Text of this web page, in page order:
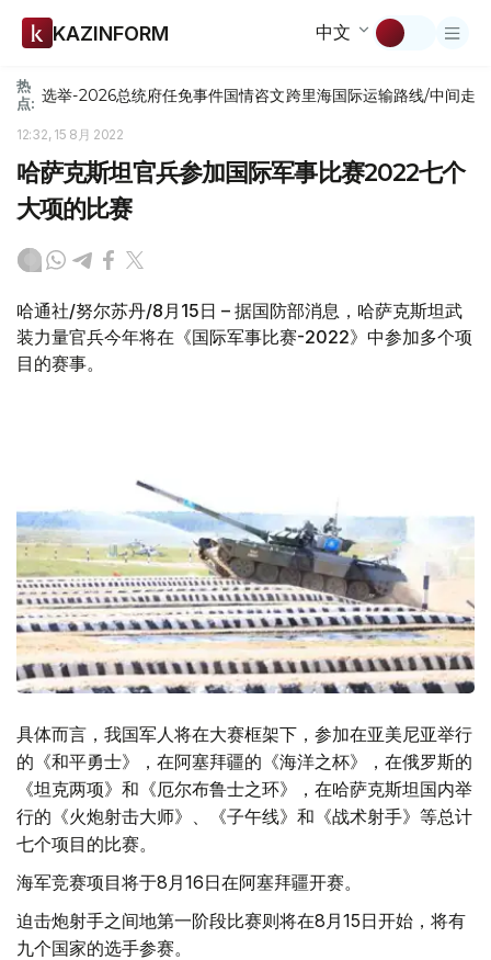
KAZINFORM 中文
热
点: 选举-2026总统府任免事件国情咨文跨里海国际运输路线/中间走廊
12:32, 15 8月 2022
哈萨克斯坦官兵参加国际军事比赛2022七个
大项的比赛
哈通社/努尔苏丹/8月15日 – 据国防部消息，哈萨克斯坦武
装力量官兵今年将在《国际军事比赛-2022》中参加多个项
目的赛事。
具体而言，我国军人将在大赛框架下，参加在亚美尼亚举行
的《和平勇士》，在阿塞拜疆的《海洋之杯》，在俄罗斯的
《坦克两项》和《厄尔布鲁士之环》，在哈萨克斯坦国内举
行的《火炮射击大师》、《子午线》和《战术射手》等总计
七个项目的比赛。
海军竞赛项目将于8月16日在阿塞拜疆开赛。
迫击炮射手之间地第一阶段比赛则将在8月15日开始，将有
九个国家的选手参赛。